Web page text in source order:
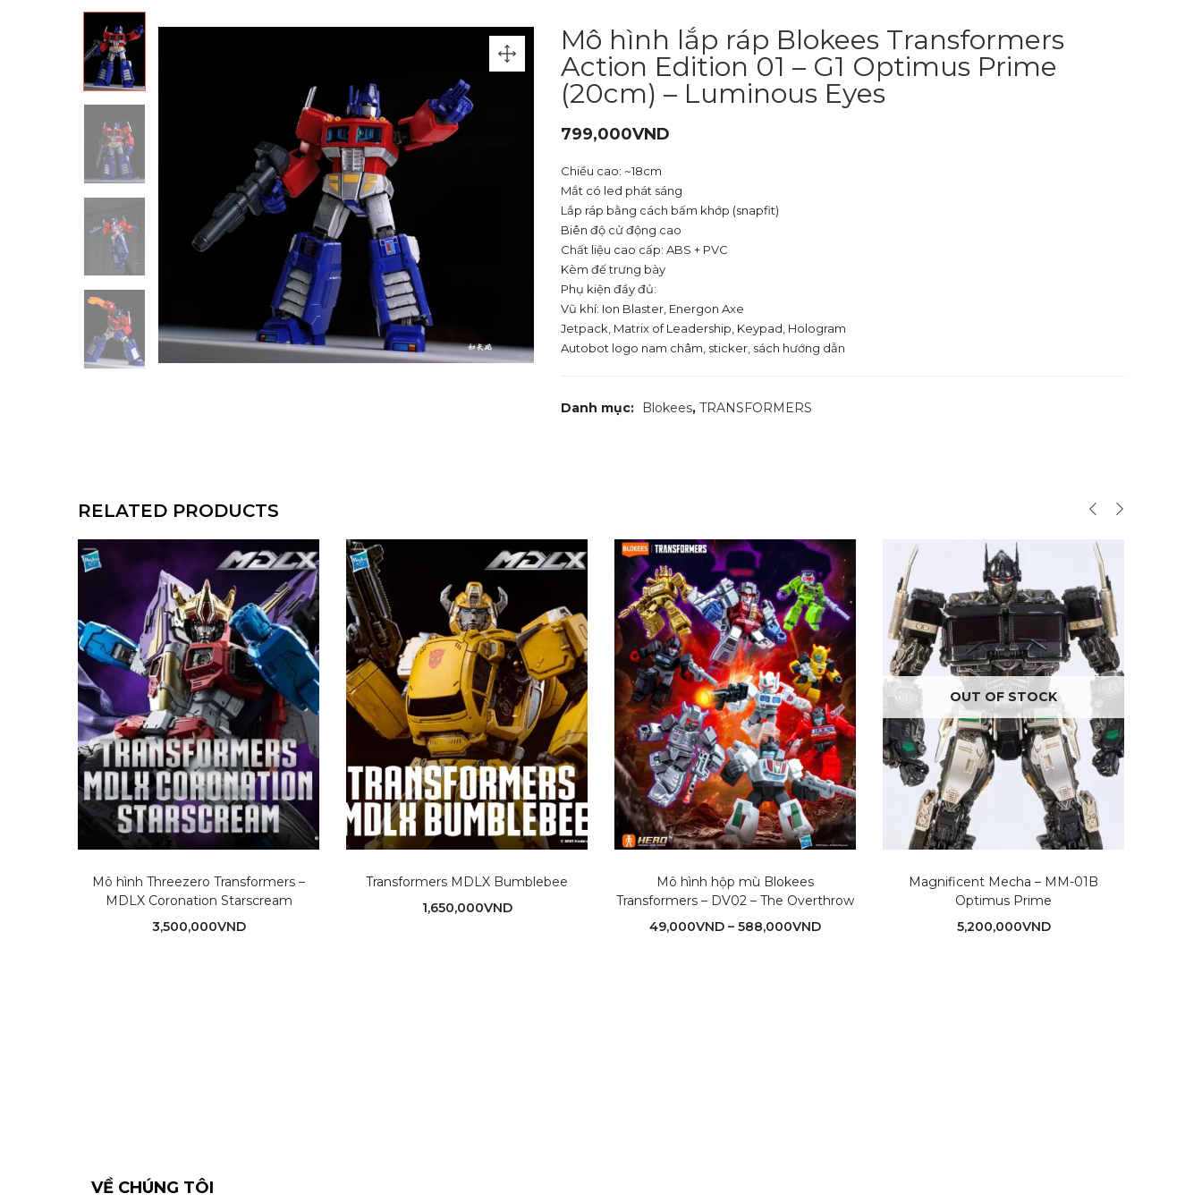
Mô hình lắp ráp Blokees Transformers
Action Edition 01 – G1 Optimus Prime
(20cm) – Luminous Eyes
799,000VND
Chiều cao: ~18cm
Mắt có led phát sáng
Lắp ráp bằng cách bấm khớp (snapfit)
Biên độ cử động cao
Chất liệu cao cấp: ABS + PVC
Kèm đế trưng bày
Phụ kiện đầy đủ:
Vũ khí: Ion Blaster, Energon Axe
Jetpack, Matrix of Leadership, Keypad, Hologram
Autobot logo nam châm, sticker, sách hướng dẫn
Danh mục: Blokees, TRANSFORMERS
RELATED PRODUCTS
Mô hình Threezero Transformers –
MDLX Coronation Starscream
3,500,000VND
Transformers MDLX Bumblebee
1,650,000VND
Mô hình hộp mù Blokees
Transformers – DV02 – The Overthrow
49,000VND – 588,000VND
OUT OF STOCK
Magnificent Mecha – MM-01B
Optimus Prime
5,200,000VND
VỀ CHÚNG TÔI